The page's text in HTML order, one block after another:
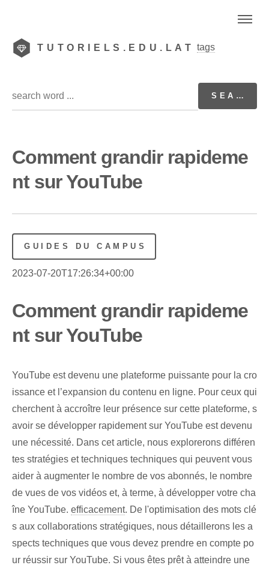
TUTORIELS.EDU.LAT tags
Comment grandir rapideme
nt sur YouTube
GUIDES DU CAMPUS
2023-07-20T17:26:34+00:00
Comment grandir rapideme
nt sur YouTube
YouTube est devenu une plateforme puissante pour la cro
issance et l’expansion du contenu en ligne. Pour ceux qui
cherchent à accroître leur présence sur cette plateforme, s
avoir se développer rapidement sur YouTube est devenu
une nécessité. Dans cet article, nous explorerons différen
tes stratégies et techniques techniques qui peuvent vous
aider à augmenter le nombre de vos abonnés, le nombre
de vues de vos vidéos et, à terme, à développer votre cha
îne YouTube. efficacement. De l'optimisation des mots clé
s aux collaborations stratégiques, nous détaillerons les a
spects techniques que vous devez prendre en compte po
ur réussir sur YouTube. Si vous êtes prêt à atteindre une